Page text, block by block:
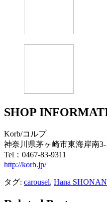
SHOP
Korb/コルプ
神奈川県茅ヶ崎市東海岸南3-
Tel：0467-83-9311
http://korb.jp/
タグ: carousel, Hana